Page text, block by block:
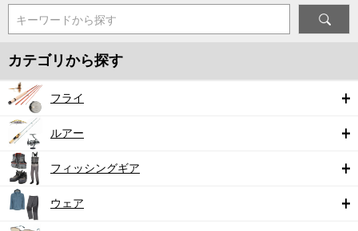
キーワードから探す
カテゴリから探す
フライ
ルアー
フィッシングギア
ウェア